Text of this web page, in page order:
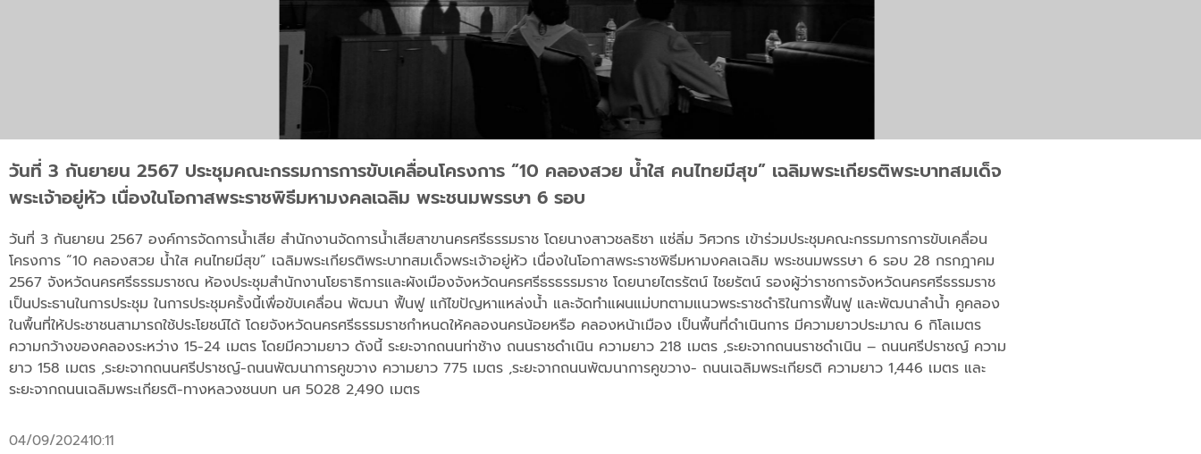
วันที่ 3 กันยายน 2567 ประชุมคณะกรรมการการขับเคลื่อนโครงการ “10 คลองสวย น้ำใส คนไทยมีสุข” เฉลิมพระเกียรติพระบาทสมเด็จ
พระเจ้าอยู่หัว เนื่องในโอกาสพระราชพิธีมหามงคลเฉลิม พระชนมพรรษา 6 รอบ
วันที่ 3 กันยายน 2567 องค์การจัดการน้ำเสีย สำนักงานจัดการน้ำเสียสาขานครศรีธรรมราช โดยนางสาวชลธิชา แซ่ลิ่ม วิศวกร เข้าร่วมประชุมคณะกรรมการการขับเคลื่อน
โครงการ “10 คลองสวย น้ำใส คนไทยมีสุข” เฉลิมพระเกียรติพระบาทสมเด็จพระเจ้าอยู่หัว เนื่องในโอกาสพระราชพิธีมหามงคลเฉลิม พระชนมพรรษา 6 รอบ 28 กรกฎาคม
2567 จังหวัดนครศรีธรรมราชณ ห้องประชุมสำนักงานโยธาธิการและผังเมืองจังหวัดนครศรีธรธรรมราช โดยนายไตรรัตน์ ไชยรัตน์ รองผู้ว่าราชการจังหวัดนครศรีธรรมราช
เป็นประธานในการประชุม ในการประชุมครั้งนี้เพื่อขับเคลื่อน พัฒนา ฟื้นฟู แก้ไขปัญหาแหล่งน้ำ และจัดทำแผนแม่บทตามแนวพระราชดำริในการฟื้นฟู และพัฒนาลำน้ำ คูคลอง
ในพื้นที่ให้ประชาชนสามารถใช้ประโยชน์ได้ โดยจังหวัดนครศรีธรรมราชกำหนดให้คลองนครน้อยหรือ คลองหน้าเมือง เป็นพื้นที่ดำเนินการ มีความยาวประมาณ 6 กิโลเมตร
ความกว้างของคลองระหว่าง 15-24 เมตร โดยมีความยาว ดังนี้ ระยะจากถนนท่าช้าง ถนนราชดำเนิน ความยาว 218 เมตร ,ระยะจากถนนราชดำเนิน – ถนนศรีปราชญ์ ความ
ยาว 158 เมตร ,ระยะจากถนนศรีปราชญ์-ถนนพัฒนาการคูขวาง ความยาว 775 เมตร ,ระยะจากถนนพัฒนาการคูขวาง- ถนนเฉลิมพระเกียรติ ความยาว 1,446 เมตร และ
ระยะจากถนนเฉลิมพระเกียรติ-ทางหลวงชนบท นศ 5028 2,490 เมตร
04/09/202410:11